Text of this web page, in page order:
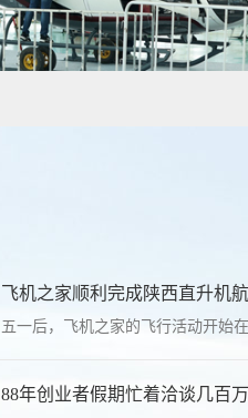
飞机之家顺利完成陕西直升机
五一后，飞机之家的飞行活动开
88年创业者假期忙着洽谈几百